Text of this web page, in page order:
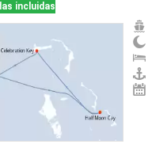
incluidas